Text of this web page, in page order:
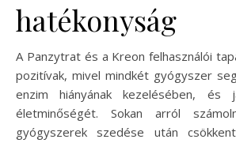
hatékonyság
A Panzytrat és a Kreon felhasználói
pozitívak, mivel mindkét gyógyszer
enzim hiányának kezelésében,
életminőségét. Sokan arról
gyógyszerek szedése után